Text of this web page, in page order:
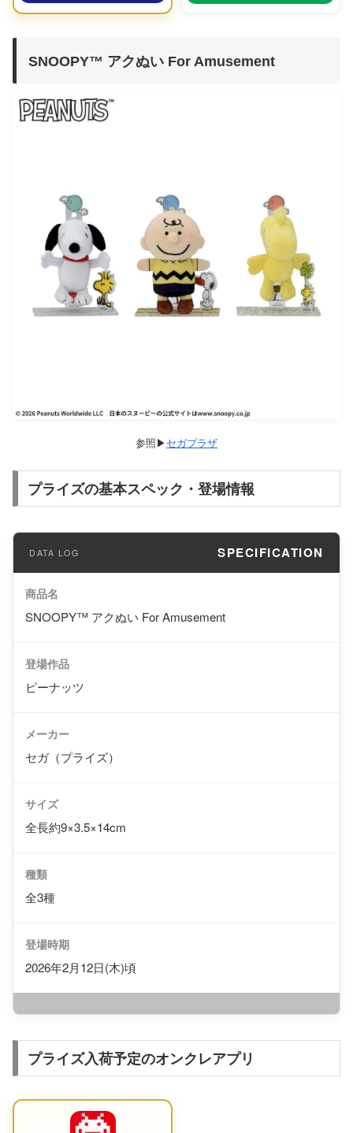
SNOOPY™ アクぬい For Amusement
セガプラザ
プライズの基本スペック・登場情報
SPECIFICATION
商品名
SNOOPY™ アクぬい For Amusement
登場作品
ピーナッツ
メーカー
セガ（プライズ）
サイズ
全長約9×3.5×14cm
種類
全3種
登場時期
2026年2月12日(木)頃
プライズ入荷予定のオンクレアプリ